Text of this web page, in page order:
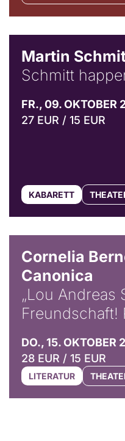
Martin
Schmitt
FR., 09. OKTOBER
27 EUR / 15 EUR
KABARETT
Cornelia
Canonica
„Lou Andreas
Freundschaft!
DO., 15. OKTOBER
28 EUR / 15 EUR
LITERATUR